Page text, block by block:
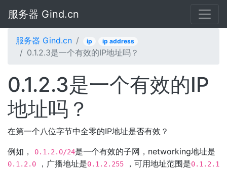
服务器 Gind.cn
服务器 Gind.cn ip ip address
0.1.2.3是一个有效的IP地址吗？
0.1.2.3是一个有效的IP
地址吗？
在第一个八位字节中全零的IP地址是否有效？
例如，
0.1.2.0/24是一个有效的子网，networking地址是
0.1.2.0 ，广播地址是0.1.2.255 ，可用地址范围是0.1.2.1